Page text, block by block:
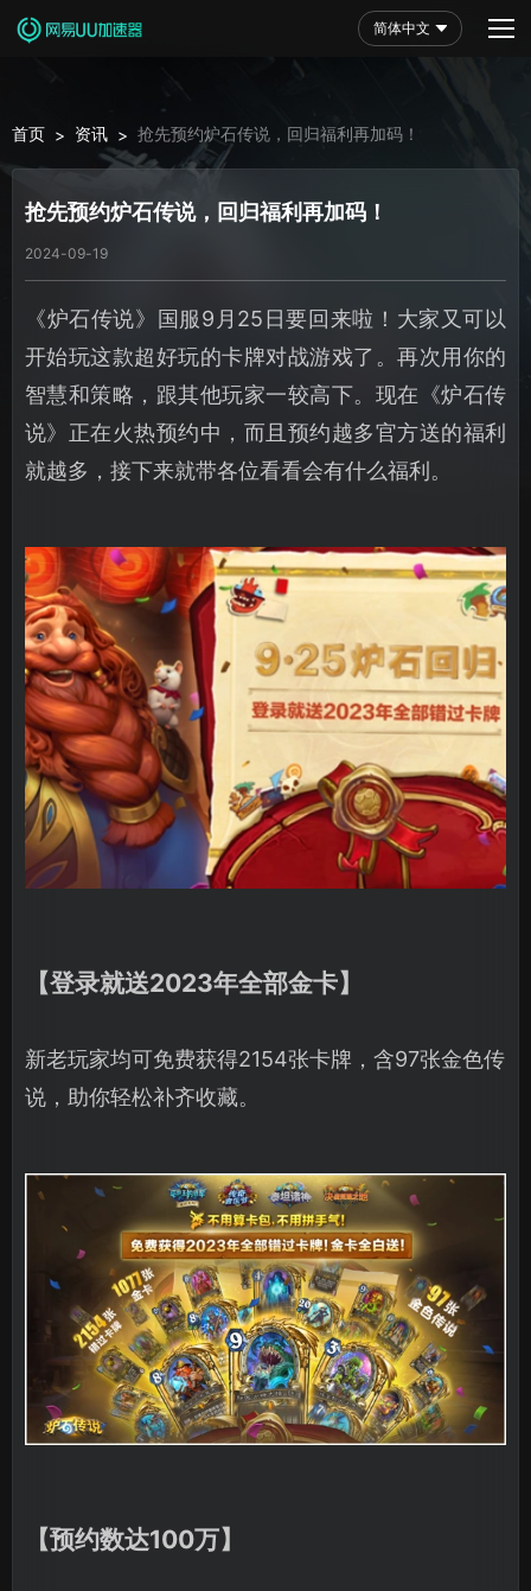
简体中文
首页 > 资讯 > 抢先预约炉石传说，回归福利再加码！
抢先预约炉石传说，回归福利再加码！
2024-09-19
《炉石传说》国服9月25日要回来啦！大家又可以
开始玩这款超好玩的卡牌对战游戏了。再次用你的
智慧和策略，跟其他玩家一较高下。现在《炉石传
说》正在火热预约中，而且预约越多官方送的福利
就越多，接下来就带各位看看会有什么福利。
【登录就送2023年全部金卡】
新老玩家均可免费获得2154张卡牌，含97张金色传
说，助你轻松补齐收藏。
【预约数达100万】